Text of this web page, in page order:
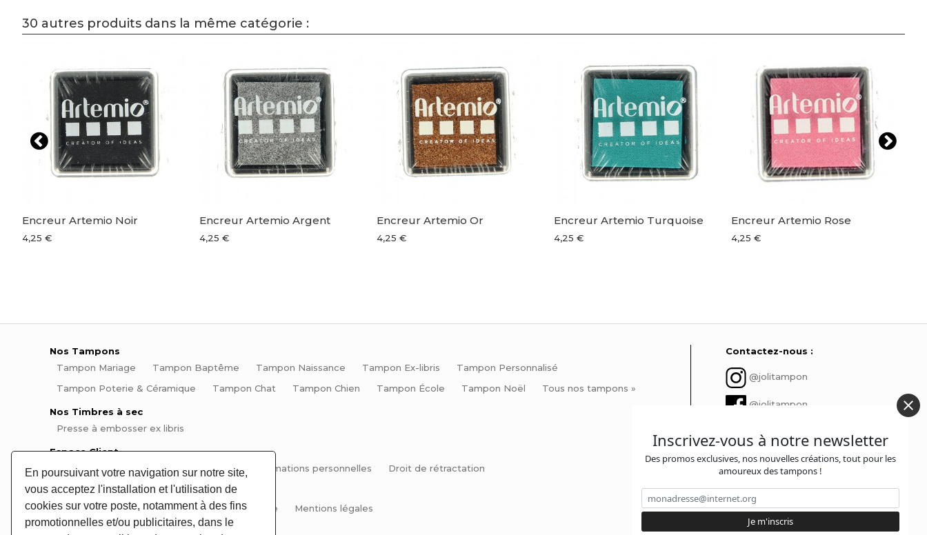
En poursuivant votre navigation sur notre site,
vous acceptez l'installation et l'utilisation de
cookies sur votre poste, notamment à des fins
promotionnelles et/ou publicitaires, dans le
30 autres produits dans la même catégorie :
Encreur Artemio Noir
4,25 €
Encreur Artemio Argent
4,25 €
Encreur Artemio Or
4,25 €
Encreur Artemio Turquoise
4,25 €
Encreur Artemio Rose
4,25 €
Nos Tampons
Tampon Mariage
Tampon Baptême Tampon Naissance Tampon Ex-libris
Tampon Personnalisé
Tampon Poterie & Céramique
Tampon Chat Tampon Chien Tampon École Tampon Noël Tous nos tampons »
Nos Timbres à sec
Presse à embosser ex libris
Espace Client
Mon compte
Mes commandes Mes informations personnelles Droit de rétractation
Informations
Aide et questions fréquentes
Plan du site Mentions légales
Conseils et Tutos
Contactez-nous :
@jolitampon
@jolitampon
@jolitampon
Inscrivez-vous à notre newsletter
Des promos exclusives, nos nouvelles créations, tout pour les
amoureux des tampons !